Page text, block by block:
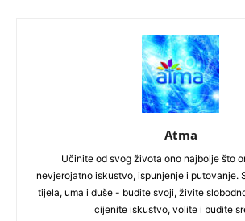
Atma
Učinite od svog života ono najbolje što
nevjerojatno iskustvo, ispunjenje i putovanje.
tijela, uma i duše - budite svoji, živite
cijenite iskustvo, volite i budite